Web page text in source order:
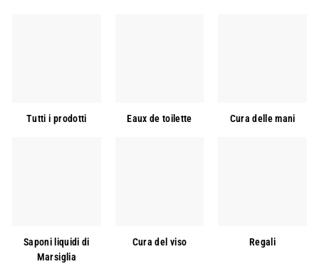
Tutti i prodotti Eaux de toilette Cura delle mani
Saponi liquidi di
Marsiglia
Cura del viso Regali